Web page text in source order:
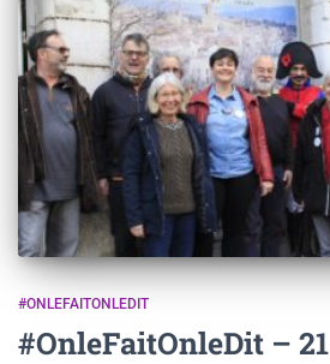
#ONLEFAITONLEDIT
#OnleFaitOnleDit – 21